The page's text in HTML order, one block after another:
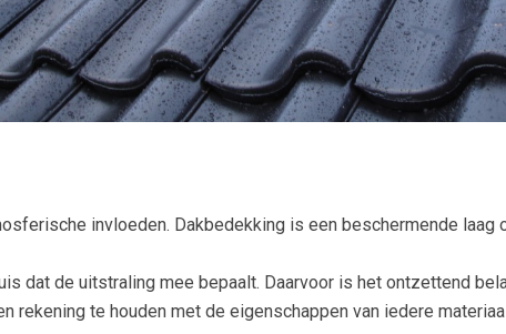
invloeden. Dakbedekking is een beschermende
dat de uitstraling mee bepaalt. Daarvoor is het ontzettend
rekening te houden met de eigenschappen van iedere